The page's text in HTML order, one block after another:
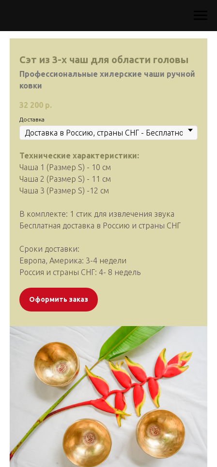
Сэт из 3-х чаш для области головы
Профессиональные хилерские чаши ручной
ковки
32 200 р.
Доставка
Технические характеристики:
Чаша 1 (Размер S) - 10 cм
Чаша 2 (Размер S) - 11 см
Чаша 3 (Размер S) -12 см
В комплекте: 1 стик для извлечения звука
Бесплатная доставка в Россию и страны СНГ
Сроки доставки:
Европа, Америка: 3-4 недели
Россия и страны СНГ: 4- 8 недель
Оформить заказ